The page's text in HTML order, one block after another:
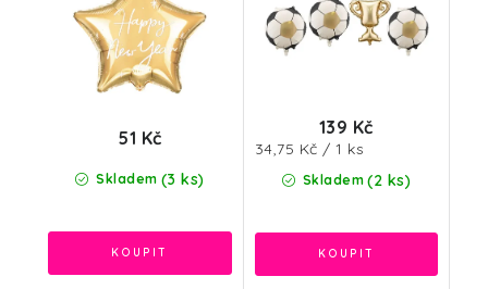
Skladem (3 ks)
51 Kč
Skladem (2 ks)
139 Kč
Měrná
cena:
34,75 Kč / 1 ks